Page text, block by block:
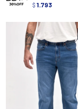
$ 1.793